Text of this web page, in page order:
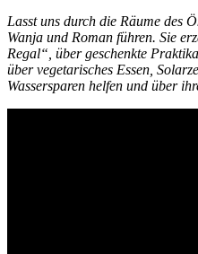
Lasst uns durch die Räume des
Wanja und Roman führen. Sie
Regal“, über geschenkte
über vegetarisches Essen,
Wassersparen helfen und über